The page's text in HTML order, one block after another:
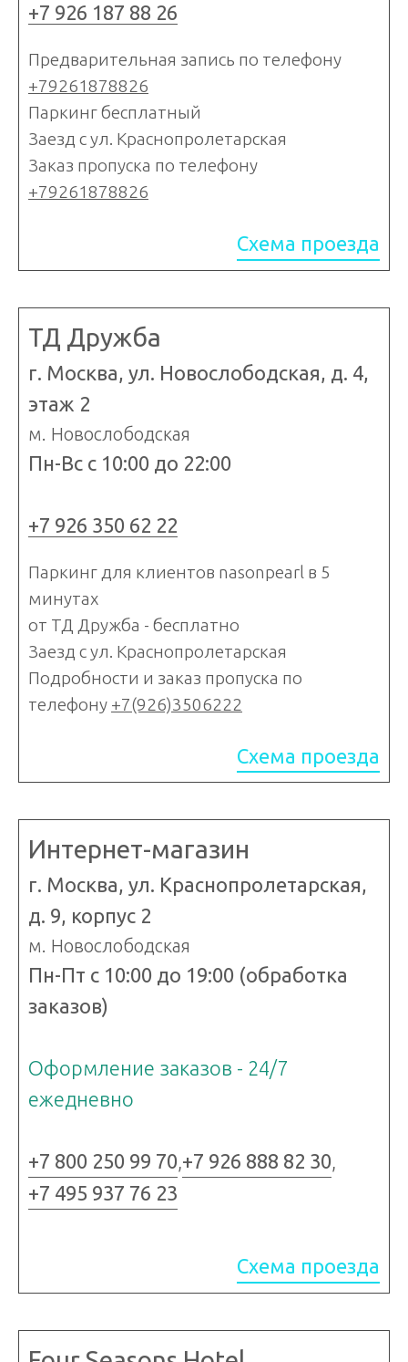
+7 926 187 88 26
Предварительная запись по телефону
+79261878826
Паркинг бесплатный
Заезд с ул. Краснопролетарская
Заказ пропуска по телефону
+79261878826
Схема проезда
ТД Дружба
г. Москва, ул. Новослободская, д. 4,
этаж 2
м. Новослободская
Пн-Вс с 10:00 до 22:00
+7 926 350 62 22
Паркинг для клиентов nasonpearl в 5
минутах
от ТД Дружба - бесплатно
Заезд с ул. Краснопролетарская
Подробности и заказ пропуска по
телефону +7(926)3506222
Схема проезда
Интернет-магазин
г. Москва, ул. Краснопролетарская,
д. 9, корпус 2
м. Новослободская
Пн-Пт с 10:00 до 19:00 (обработка
заказов)
Оформление заказов - 24/7
ежедневно
+7 800 250 99 70,+7 926 888 82 30,
+7 495 937 76 23
Схема проезда